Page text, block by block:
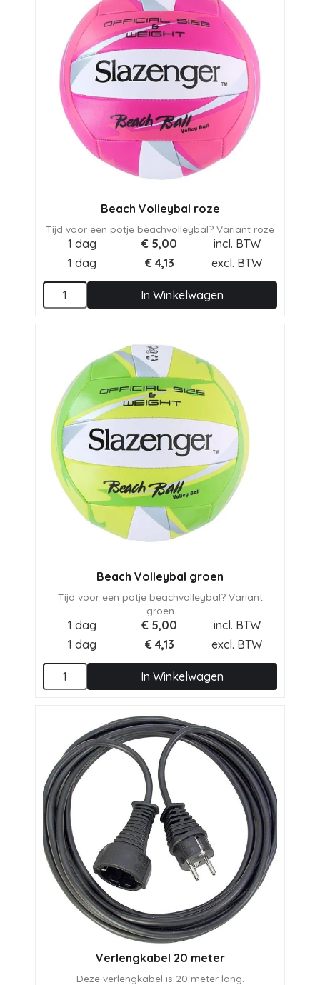
Beach Volleybal roze
Tijd voor een potje beachvolleybal? Variant roze
1 dag € 5,00
incl. BTW
1 dag
€ 4,13 excl. BTW
In Winkelwagen
Beach Volleybal groen
Tijd voor een potje beachvolleybal? Variant
groen
1 dag € 5,00
incl. BTW
1 dag
€ 4,13 excl. BTW
In Winkelwagen
Verlengkabel 20 meter
Deze verlengkabel is 20 meter lang.